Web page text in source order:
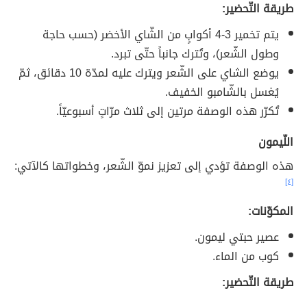
طريقة التّحضير:
يتم تخمير 3-4 أكوابٍ من الشّاي الأخضر (حسب حاجة
وطول الشّعر)، وتُترك جانباً حتّى تبرد.
يوضع الشاي على الشّعر ويترك عليه لمدّة 10 دقائق، ثمّ
يُغسل بالشّامبو الخفيف.
تُكرّر هذه الوصفة مرتين إلى ثلاث مرّاتٍ أسبوعيّاً.
اللّيمون
هذه الوصفة تؤدي إلى تعزيز نموّ الشّعر، وخطواتها كالآتي:
[٤]
المكوّنات:
عصير حبتي ليمون.
كوب من الماء.
طريقة التّحضير: